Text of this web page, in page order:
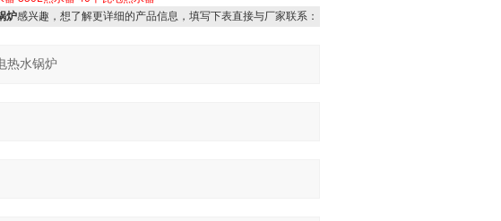
炉感兴趣，想了解更详细的产品信息，填写下表直接与厂家联系：